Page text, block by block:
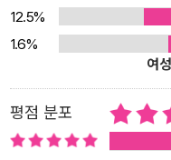
티도록 발달하지 못했기 때
제로 살아보기라도 한 것처
기는 중력의 가공할 위력을
디어 그리던 가족과 집의
하는 레오에게 운명은 애초
반 성장소설의 대지적 상상
12.5%
1.6%
여성
평점 분포